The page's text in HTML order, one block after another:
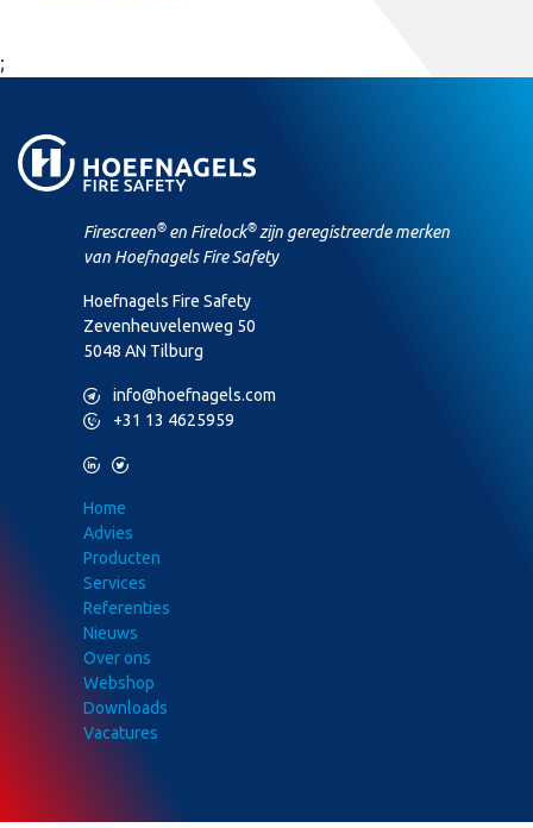
;
Firescreen® en Firelock®zijn geregistreerde merken
van Hoefnagels Fire Safety
Hoefnagels Fire Safety
Zevenheuvelenweg 50
5048 AN Tilburg
M info@hoefnagels.com
P +31 13 4625959
L T
Home
Advies
Producten
Services
Referenties
Nieuws
Over ons
Webshop
Downloads
Vacatures